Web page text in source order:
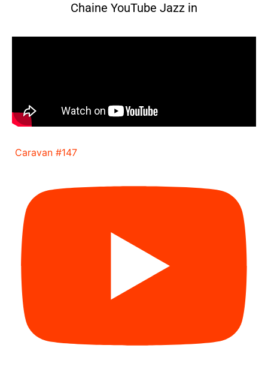
Chaine YouTube Jazz in
Caravan #147